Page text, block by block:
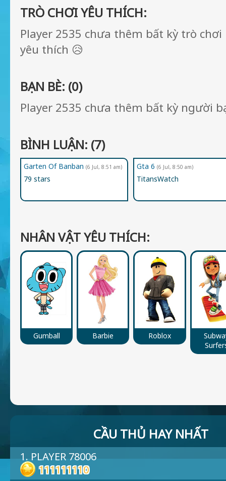
TRÒ CHƠI YÊU THÍCH:
Player 2535 chưa thêm bất kỳ trò chơi
yêu thích 😥
BẠN BÈ: (0)
Player 2535 chưa thêm bất kỳ người
BÌNH LUẬN: (7)
Garten Of Banban (6 Jul, 8:51 am)
79 stars
Gta 6 (6 Jul, 8:50 am)
TitansWatch
NHÂN VẬT YÊU THÍCH:
Gumball Barbie Roblox
CẦU THỦ HAY NHẤT
1. PLAYER 78006
111111110